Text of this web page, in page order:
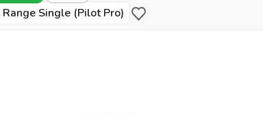
Range Single (Pilot Pro) Sauvegarder pour plus tard